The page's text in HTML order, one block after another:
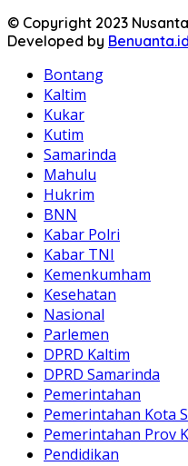
© Copyright 2023
Developed by Benuanta.id
Bontang
Kaltim
Kukar
Kutim
Samarinda
Mahulu
Hukrim
BNN
Kabar Polri
Kabar TNI
Kemenkumham
Kesehatan
Nasional
Parlemen
DPRD Kaltim
DPRD Samarinda
Pemerintahan
Pemerintahan Kota
Pemerintahan Prov
Pendidikan